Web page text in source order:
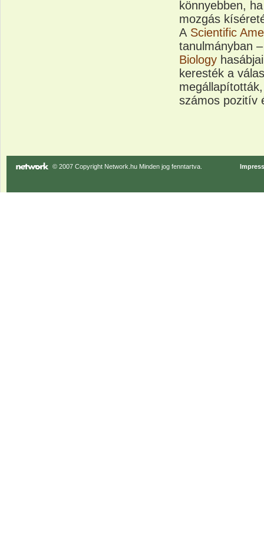
könnyebben,
mozgás
A Scientific
tanulmányban
Biology
keresték a
számos pozitív
© 2007 Copyright Network.hu Minden jog fenntartva.